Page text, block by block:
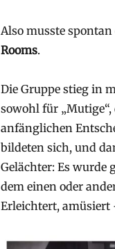
Also musste
Rooms.
Die Gruppe stieg in
sowohl für
anfänglichen
bildeten sich, und
Gelächter: Es wurde
dem einen oder
Erleichtert,